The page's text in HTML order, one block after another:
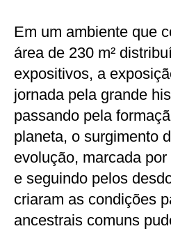
Em um ambiente que
área de 230 m²
expositivos, a
jornada pela grande
passando pela
planeta, o surgimento
evolução, marcada
e seguindo pelos
criaram as condições
ancestrais comuns